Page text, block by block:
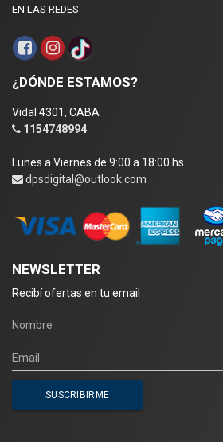
EN LAS REDES
¿DÓNDE ESTAMOS?
Vidal 4301, CABA
1154748994
Lunes a Viernes de 9:00 a 18:00 hs.
dpsdigital@outlook.com
NEWSLETTER
Recibí ofertas en tu email